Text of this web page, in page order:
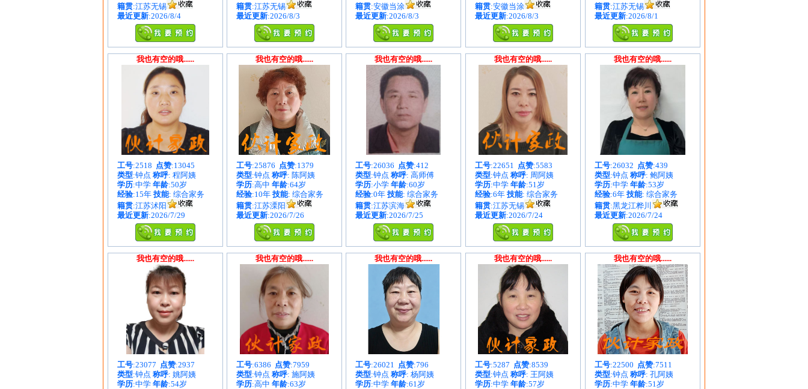
籍贯:江苏无锡
最近更新:2026/8/4
籍贯:江苏无锡
最近更新:2026/8/3
籍贯:安徽当涂
最近更新:2026/8/3
籍贯:安徽当涂
最近更新:2026/8/3
籍贯:江苏无锡
最近更新:2026/8/1
我也有空的哦......
工号:2518 点赞:13045
类型:钟点 称呼: 程阿姨
学历:中学 年龄:50岁
经验:15年 技能: 综合家务
籍贯:江苏沭阳
最近更新:2026/7/29
我也有空的哦......
工号:25876 点赞:1379
类型:钟点 称呼: 陈阿姨
学历:高中 年龄:64岁
经验:10年 技能: 综合家务
籍贯:江苏溧阳
最近更新:2026/7/26
我也有空的哦......
工号:26036 点赞:412
类型:钟点 称呼: 高师傅
学历:小学 年龄:60岁
经验:0年 技能: 综合家务
籍贯:江苏滨海
最近更新:2026/7/25
我也有空的哦......
工号:22651 点赞:5583
类型:钟点 称呼: 周阿姨
学历:中学 年龄:51岁
经验:6年 技能: 综合家务
籍贯:江苏无锡
最近更新:2026/7/24
我也有空的哦......
工号:26032 点赞:439
类型:钟点 称呼: 鲍阿姨
学历:中学 年龄:53岁
经验:6年 技能: 综合家务
籍贯:黑龙江桦川
最近更新:2026/7/24
我也有空的哦......
工号:23077 点赞:2937
类型:钟点 称呼: 姚阿姨
学历:中学 年龄:54岁
我也有空的哦......
工号:6386 点赞:7959
类型:钟点 称呼: 施阿姨
学历:高中 年龄:63岁
我也有空的哦......
工号:26021 点赞:796
类型:钟点 称呼: 杨阿姨
学历:中学 年龄:61岁
我也有空的哦......
工号:5287 点赞:8539
类型:钟点 称呼: 王阿姨
学历:中学 年龄:57岁
我也有空的哦......
工号:22500 点赞:7511
类型:钟点 称呼: 孔阿姨
学历:中学 年龄:51岁